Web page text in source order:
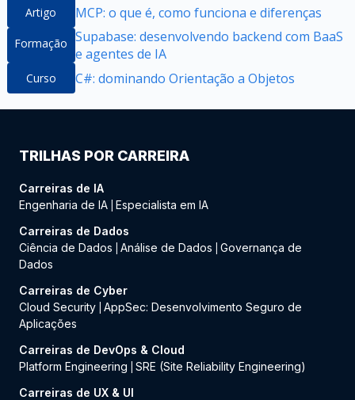
Artigo MCP: o que é, como funciona e diferenças
Formação Supabase: desenvolvendo backend com BaaS
e agentes de IA
Curso C#: dominando Orientação a Objetos
TRILHAS POR CARREIRA
Carreiras de IA
Engenharia de IA Especialista em IA
Carreiras de Dados
Ciência de Dados
Análise de Dados
Governança de
Dados
Carreiras de Cyber
Cloud Security AppSec: Desenvolvimento Seguro de
Aplicações
Carreiras de DevOps & Cloud
Platform Engineering
SRE (Site Reliability Engineering)
Carreiras de UX & UI